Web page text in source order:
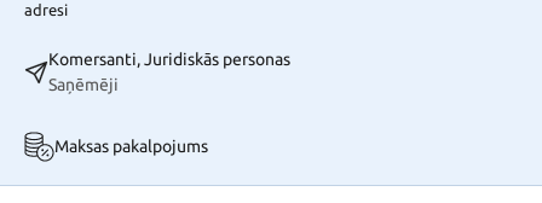
adresi
Komersanti, Juridiskās personas
Saņēmēji
Maksas pakalpojums